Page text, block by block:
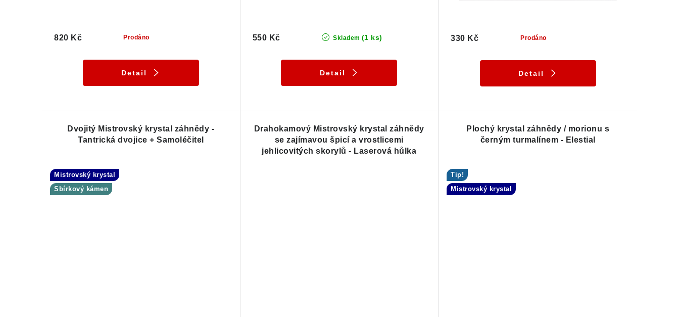
Prodáno
820 Kč
Detail
Skladem (1 ks)
550 Kč
Detail
Prodáno
330 Kč
Detail
Dvojitý Mistrovský krystal záhnědy -
Tantrická dvojice + Samoléčitel
Mistrovský krystal
Sbírkový kámen
Drahokamový Mistrovský krystal záhnědy
se zajímavou špicí a vrostlicemi
jehlicovitých skorylů - Laserová hůlka
Plochý krystal záhnědy / morionu s
černým turmalínem - Elestial
Tip!
Mistrovský krystal